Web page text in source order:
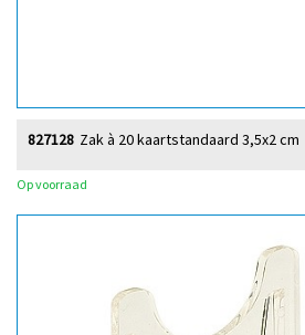
Zak à 20 kaartstandaard 3,5x2 cm
827128
Op voorraad